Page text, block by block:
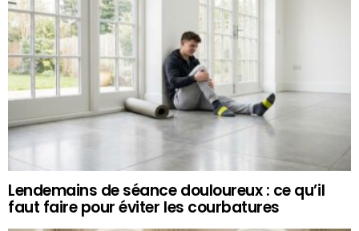
Lendemains de séance douloureux : ce qu’il
faut faire pour éviter les courbatures